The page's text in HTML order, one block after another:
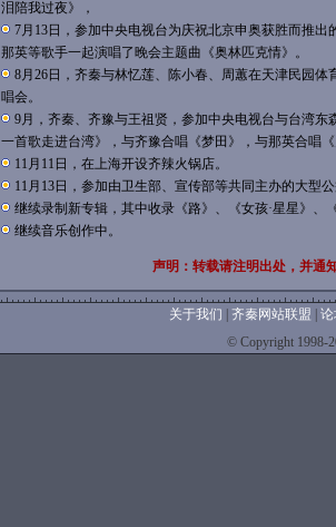
泪陪我过夜》，
7月13日，参加中央电视台为庆祝北京申奥获胜而推
那英等歌手一起演唱了晚会主题曲《奥林匹克情》。
8月26日，齐秦与林忆莲、陈小春、周蕙在天津民园
唱会。
9月，齐秦、齐豫与王祖贤，参加中央电视台与台湾东
一首歌走进台湾》，与齐豫合唱《梦田》，与那英合唱
11月11日，在上海开设齐辣火锅店。
11月13日，参加由卫生部、宣传部等共同主办的大型
继续录制新专辑，其中收录《路》、《女孩·星星》、
继续音乐创作中。
声明：转载请注明出处，并通
关于我们 齐秦网站联盟
© Copyright 1998-